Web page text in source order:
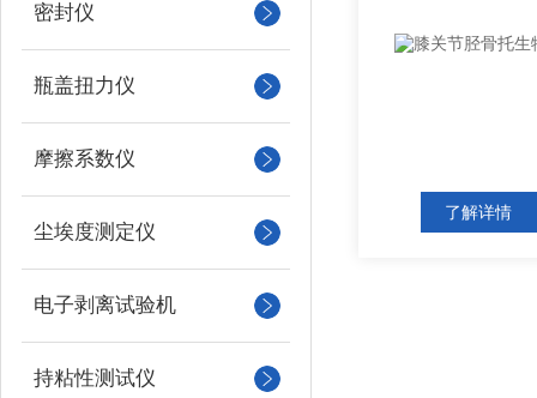
密封仪
瓶盖扭力仪
摩擦系数仪
尘埃度测定仪
电子剥离试验机
持粘性测试仪
了解详情